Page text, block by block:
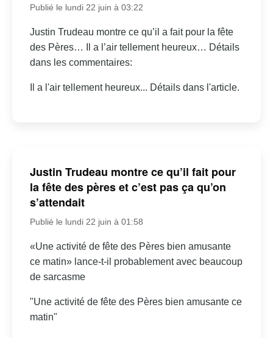
Publié le lundi 22 juin à 03:22
Justin Trudeau montre ce qu’il a fait pour la fête
des Pères… Il a l’air tellement heureux… Détails
dans les commentaires:
Il a l'air tellement heureux... Détails dans l'article.
Justin Trudeau montre ce qu’il fait pour
la fête des pères et c’est pas ça qu’on
s’attendait
Publié le lundi 22 juin à 01:58
«Une activité de fête des Pères bien amusante
ce matin» lance-t-il probablement avec beaucoup
de sarcasme
"Une activité de fête des Pères bien amusante ce
matin"